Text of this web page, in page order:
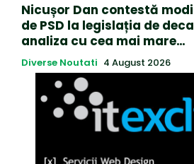
Nicușor Dan contestă
de PSD la legislația de
analiza cu cea mai mare…
Diverse Noutati 4 August 2026